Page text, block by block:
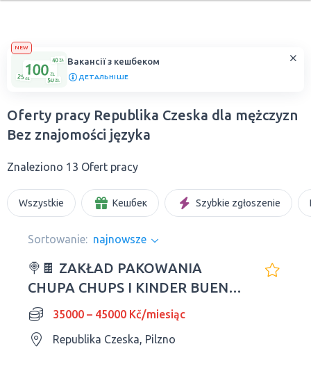
NEW
Вакансії з кешбеком
ДЕТАЛЬНІШЕ
Oferty pracy Republika Czeska dla mężczyzn
Bez znajomości języka
Znaleziono 13 Ofert pracy
Wszystkie Кешбек Szybkie zgłoszenie
Sortowanie: najnowsze
🍭🍫 ZAKŁAD PAKOWANIA
CHUPA CHUPS I KINDER BUENO
W REPUBLICE CZESKIEJ
35000 – 45000 Kč/miesiąc
Republika Czeska, Pilzno